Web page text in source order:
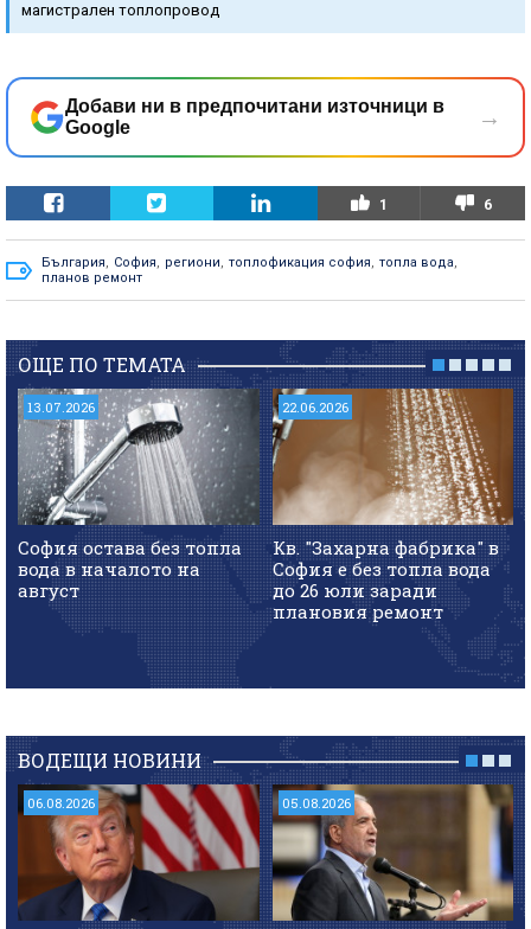
магистрален топлопровод
Добави ни в предпочитани източници в
Google
→
1 6
България, София, региони, топлофикация софия, топла вода,
планов ремонт
ОЩЕ ПО ТЕМАТА
13.07.2026
София остава без топла
вода в началото на
август
22.06.2026
Кв. "Захарна фабрика" в
София е без топла вода
до 26 юли заради
плановия ремонт
ВОДЕЩИ НОВИНИ
06.08.2026 05.08.2026